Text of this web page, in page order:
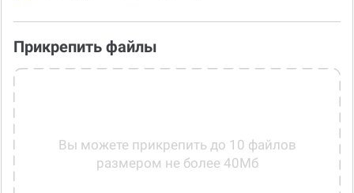
Прикрепить файлы
Вы можете прикрепить до 10 файлов
размером не более 40Мб